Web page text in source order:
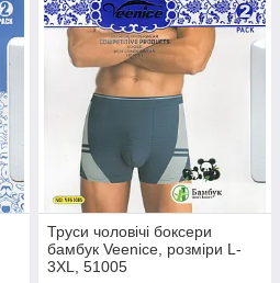
Труси чоловічі боксери
бамбук Veenice, розміри L-
3XL, 51005